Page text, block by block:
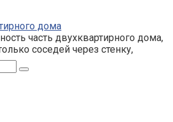
дома
часть двухквартирного дома,
соседей через стенку,